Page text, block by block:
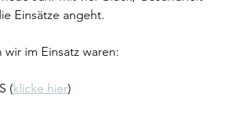
Einsätze angeht.
im Einsatz waren:
(klicke hier)